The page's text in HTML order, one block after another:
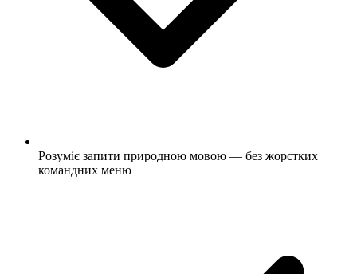
Розуміє запити природною мовою — без жорстких
командних меню